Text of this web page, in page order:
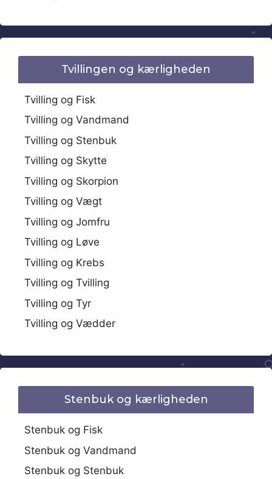
Tvillingen og kærligheden
Tvilling og Fisk
Tvilling og Vandmand
Tvilling og Stenbuk
Tvilling og Skytte
Tvilling og Skorpion
Tvilling og Vægt
Tvilling og Jomfru
Tvilling og Løve
Tvilling og Krebs
Tvilling og Tvilling
Tvilling og Tyr
Tvilling og Vædder
Stenbuk og kærligheden
Stenbuk og Fisk
Stenbuk og Vandmand
Stenbuk og Stenbuk